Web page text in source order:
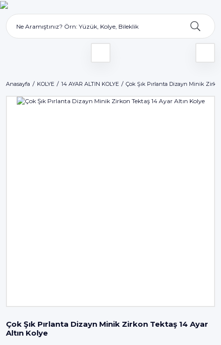
Anasayfa KOLYE 14 AYAR ALTIN KOLYE Çok Şık Pırlanta Dizayn Minik
Çok Şık Pırlanta Dizayn Minik Zirkon Tektaş 14 Ayar
Altın Kolye